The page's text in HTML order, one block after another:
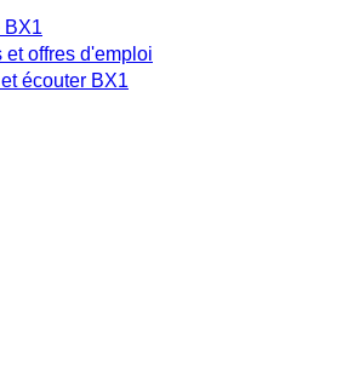
BX1
et offres d'emploi
écouter BX1